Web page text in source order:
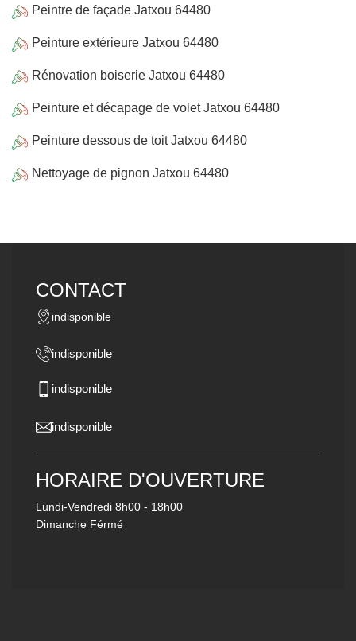
Peintre de façade Jatxou 64480
Peinture extérieure Jatxou 64480
Rénovation boiserie Jatxou 64480
Peinture et décapage de volet Jatxou 64480
Peinture dessous de toit Jatxou 64480
Nettoyage de pignon Jatxou 64480
CONTACT
indisponible
indisponible
indisponible
indisponible
HORAIRE D'OUVERTURE
Lundi-Vendredi 8h00 - 18h00
Dimanche Férmé